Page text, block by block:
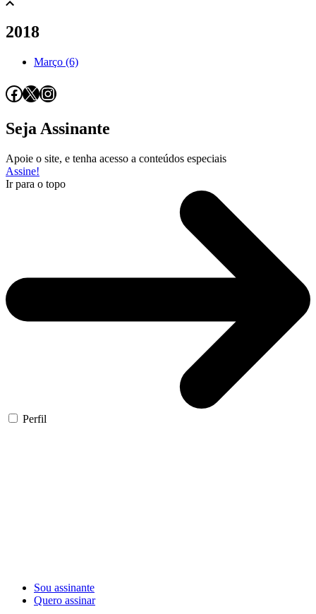
2018
Março (6)
Facebook
X Instagram
Seja Assinante
Apoie o site, e tenha acesso a conteúdos especiais
Assine!
Ir para o topo
Perfil
Sou assinante
Quero assinar